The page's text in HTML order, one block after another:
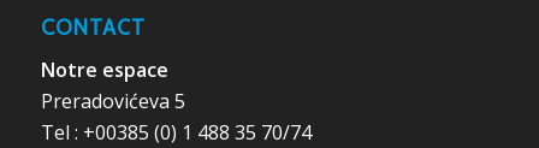
CONTACT
Notre espace
Preradovićeva 5
Tel : +00385 (0) 1 488 35 70/74